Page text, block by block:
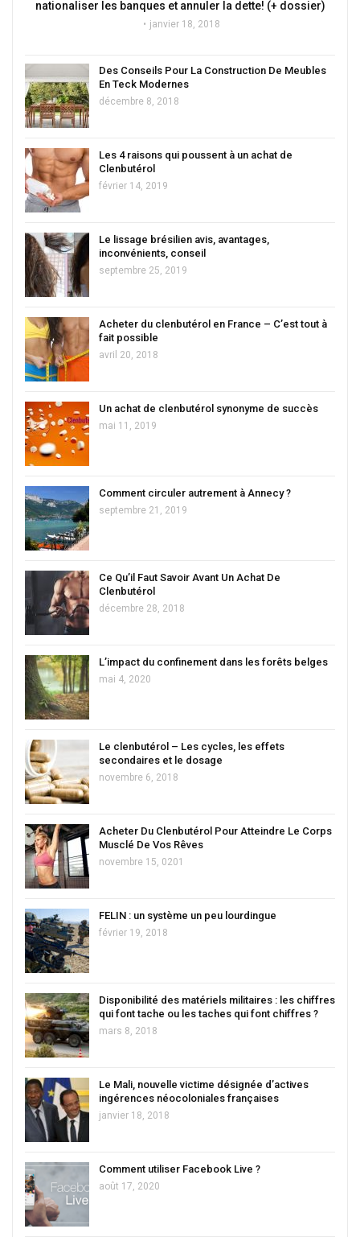
nationaliser les banques et annuler la dette! (+ dossier)
janvier 18, 2018
Des Conseils Pour La Construction De Meubles
En Teck Modernes
décembre 8, 2018
Les 4 raisons qui poussent à un achat de
Clenbutérol
février 14, 2019
Le lissage brésilien avis, avantages,
inconvénients, conseil
septembre 25, 2019
Acheter du clenbutérol en France – C’est tout à
fait possible
avril 20, 2018
Un achat de clenbutérol synonyme de succès
mai 11, 2019
Comment circuler autrement à Annecy ?
septembre 21, 2019
Ce Qu’il Faut Savoir Avant Un Achat De
Clenbutérol
décembre 28, 2018
L’impact du confinement dans les forêts belges
mai 4, 2020
Le clenbutérol – Les cycles, les effets
secondaires et le dosage
novembre 6, 2018
Acheter Du Clenbutérol Pour Atteindre Le Corps
Musclé De Vos Rêves
novembre 15, 0201
FELIN : un système un peu lourdingue
février 19, 2018
Disponibilité des matériels militaires : les chiffres
qui font tache ou les taches qui font chiffres ?
mars 8, 2018
Le Mali, nouvelle victime désignée d’actives
ingérences néocoloniales françaises
janvier 18, 2018
Comment utiliser Facebook Live ?
août 17, 2020